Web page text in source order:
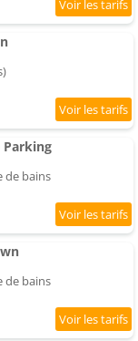
de bains
de bains